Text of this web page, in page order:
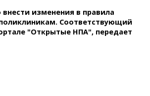
изменения в правила
Соответствующий
"Открытые НПА", передает